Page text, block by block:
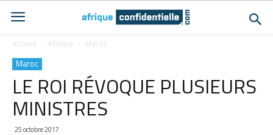
Accueil Afrique Maroc
Maroc
LE ROI RÉVOQUE PLUSIEURS
MINISTRES
25 octobre 2017